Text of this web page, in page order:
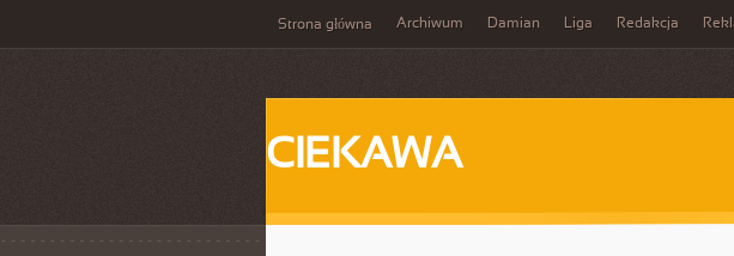
Strona główna Archiwum Damian Liga Redakcja
CIEKAWA